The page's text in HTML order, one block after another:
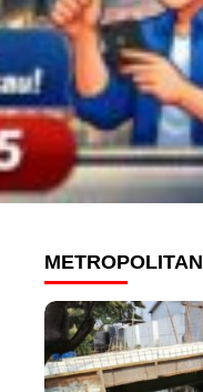
METROPOLITAN